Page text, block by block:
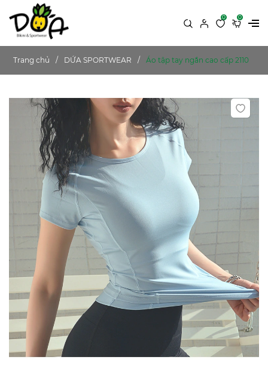
0 0
Trang chủ DỨA SPORTWEAR Áo tập tay ngắn cao cấp 2110